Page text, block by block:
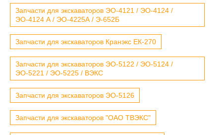
Запчасти для экскаваторов ЭО-4121 / ЭО-4124 /
ЭО-4124 А / ЭО-4225А / Э-652Б
Запчасти для экскаваторов Кранэкс ЕК-270
Запчасти для экскаваторов ЭО-5122 / ЭО-5124 /
ЭО-5221 / ЭО-5225 / ВЭКС
Запчасти для экскаваторов ЭО-5126
Запчасти для экскаваторов "ОАО ТВЭКС"